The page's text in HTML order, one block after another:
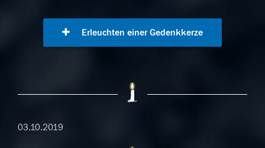
Erleuchten einer Gedenkkerze
03.10.2019